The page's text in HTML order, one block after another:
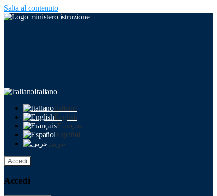
Salta al contenuto
Italiano
Italiano
English
Français
Español
عربى
Accedi
Accedi